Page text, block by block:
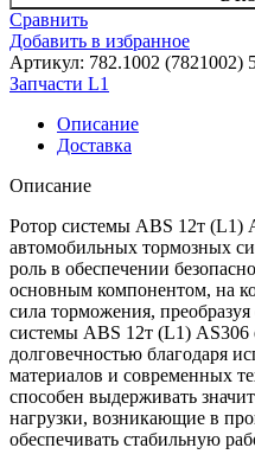
Ротор
системы
ABS
12т
(L1)
Сравнить
Добавить в избранное
Артикул: 782.1002 (7821002)
Запчасти L1
Описание
Доставка
Описание
Ротор системы ABS 12т (L1)
автомобильных тормозных
роль в обеспечении
основным компонентом, на
сила торможения,
системы ABS 12т (L1) AS306
долговечностью благодаря
материалов и современных
способен выдерживать
нагрузки, возникающие в
обеспечивать стабильную